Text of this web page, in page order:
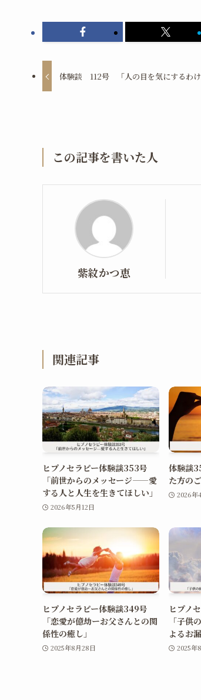
体験談 112号 「人の目を気にするわけ
この記事を書いた人
紫紋かつ恵
関連記事
ヒプノセラピー体験談353号
「前世からのメッセージ——愛
する人と人生を生きてほしい」
2026年5月12日
体験談
た方の
2026年
ヒプノセラピー体験談349号
「恋愛が億劫ーお父さんとの関
係性の癒し」
2025年8月28日
ヒプノ
「子供
よるお
2025年